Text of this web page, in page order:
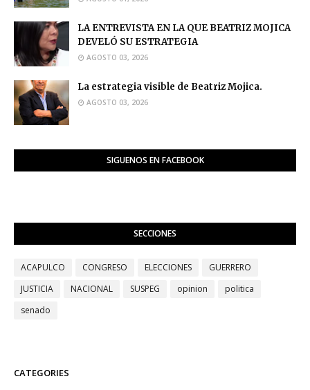
LA ENTREVISTA EN LA QUE BEATRIZ MOJICA
DEVELÓ SU ESTRATEGIA
AGOSTO 03, 2026
La estrategia visible de Beatriz Mojica.
AGOSTO 03, 2026
SIGUENOS EN FACEBOOK
SECCIONES
ACAPULCO CONGRESO ELECCIONES
GUERRERO
JUSTICIA
NACIONAL SUSPEG opinion
politica
senado
CATEGORIES